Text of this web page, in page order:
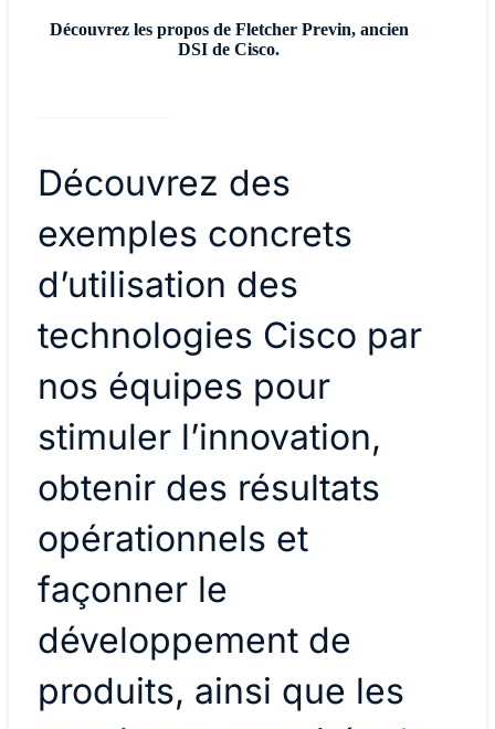
Découvrez les propos de Fletcher Previn, ancien
DSI de Cisco.
Découvrez des
exemples concrets
d’utilisation des
technologies Cisco par
nos équipes pour
stimuler l’innovation,
obtenir des résultats
opérationnels et
façonner le
développement de
produits, ainsi que les